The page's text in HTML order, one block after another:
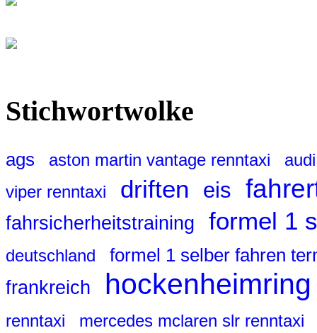
Stichwortwolke
ags aston martin vantage renntaxi
viper renntaxi
driften eis
fahrsicherheitstraining formel 1
deutschland formel 1 selber fahren
frankreich hockenheimring
renntaxi mercedes mclaren slr renntaxi